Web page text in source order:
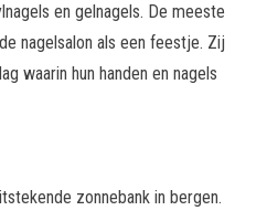
en gelnagels. De meeste
nagelsalon als een feestje. Zij
waarin hun handen en nagels
zonnebank in bergen.